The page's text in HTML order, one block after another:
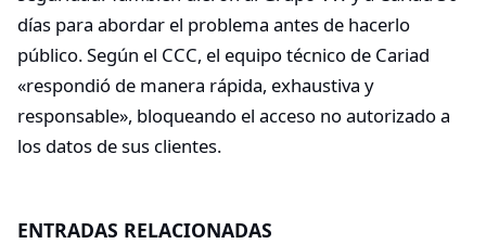
días para abordar el problema antes de hacerlo
público. Según el CCC, el equipo técnico de Cariad
«respondió de manera rápida, exhaustiva y
responsable», bloqueando el acceso no autorizado a
los datos de sus clientes.
ENTRADAS RELACIONADAS